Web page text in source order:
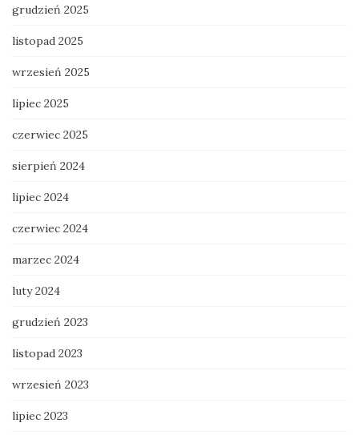
grudzień 2025
listopad 2025
wrzesień 2025
lipiec 2025
czerwiec 2025
sierpień 2024
lipiec 2024
czerwiec 2024
marzec 2024
luty 2024
grudzień 2023
listopad 2023
wrzesień 2023
lipiec 2023